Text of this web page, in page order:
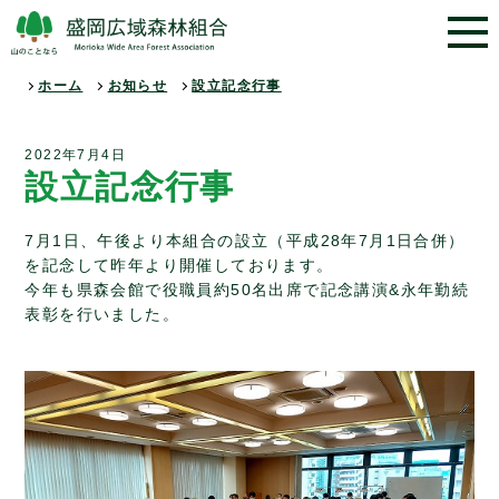
ホーム お知らせ 設立記念行事
2022年7月4日
設立記念行事
7月1日、午後より本組合の設立（平成28年7月1日合併）
を記念して昨年より開催しております。
今年も県森会館で役職員約50名出席で記念講演&永年勤続
表彰を行いました。